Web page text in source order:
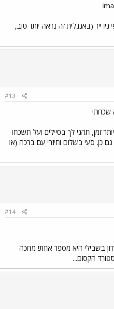
ייר (באנגלית זה נראה יותר טוב,
#13
שכחתי
זמן, תהני לך בסיילים ועל תשכחו
כן. סעי בשלום וחיזרי עם ברכה (או
#14
בשבילי היא מספר אחת! מחכה
הקסום...